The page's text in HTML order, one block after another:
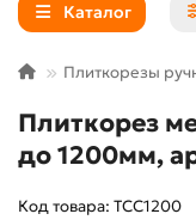
Каталог
Плиткорезы
Плиткорез
до 1200мм,
Код товара: TCC1200